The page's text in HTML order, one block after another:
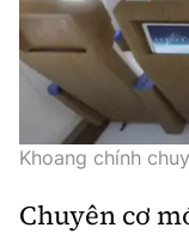
Khoang chính
Chuyên cơ